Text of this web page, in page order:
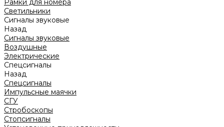
Рамки для номера
Светильники
Сигналы звуковые
Назад
Сигналы звуковые
Воздушные
Электрические
Спецсигналы
Назад
Спецсигналы
Импульсные маячки
СГУ
Стробоскопы
Стопсигналы